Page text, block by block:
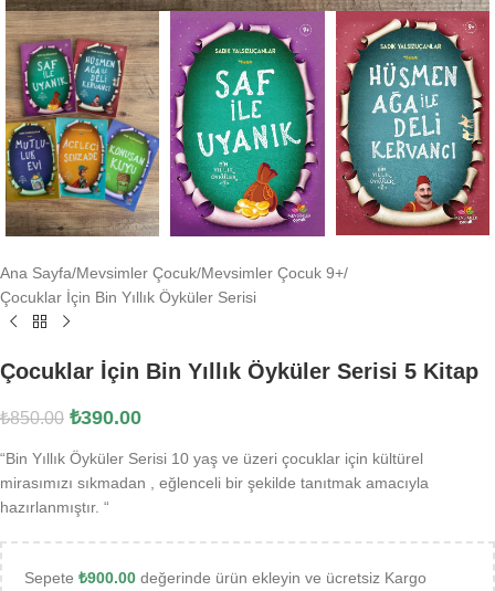
Ana Sayfa/Mevsimler Çocuk/Mevsimler Çocuk 9+/
Çocuklar İçin Bin Yıllık Öyküler Serisi
Çocuklar İçin Bin Yıllık Öyküler Serisi 5 Kitap
₺850.00 ₺390.00
“Bin Yıllık Öyküler Serisi 10 yaş ve üzeri çocuklar için kültürel
mirasımızı sıkmadan , eğlenceli bir şekilde tanıtmak amacıyla
hazırlanmıştır. “
Sepete ₺900.00 değerinde ürün ekleyin ve ücretsiz Kargo